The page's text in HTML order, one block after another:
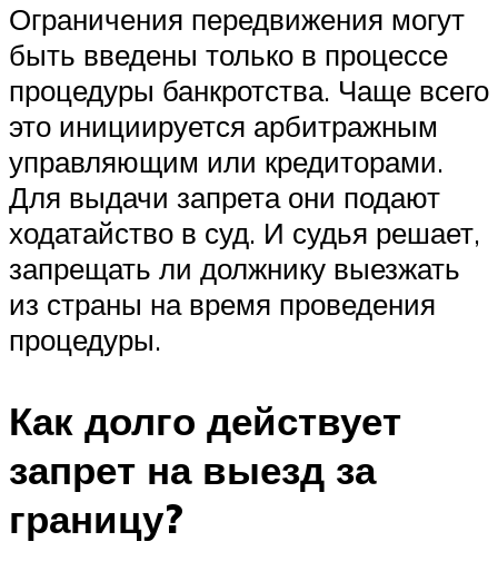
Ограничения передвижения могут
быть введены только в процессе
процедуры банкротства. Чаще всего
это инициируется арбитражным
управляющим или кредиторами.
Для выдачи запрета они подают
ходатайство в суд. И судья решает,
запрещать ли должнику выезжать
из страны на время проведения
процедуры.
Как долго действует
запрет на выезд за
границу?